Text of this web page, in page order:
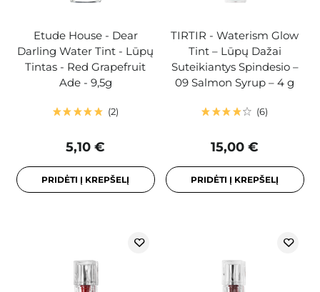
Etude House - Dear
Darling Water Tint - Lūpų
Tintas - Red Grapefruit
Ade - 9,5g
2
5,10 €
PRIDĖTI Į KREPŠELĮ
TIRTIR - Waterism Glow
Tint – Lūpų Dažai
Suteikiantys Spindesio –
09 Salmon Syrup – 4 g
6
15,00 €
PRIDĖTI Į KREPŠELĮ